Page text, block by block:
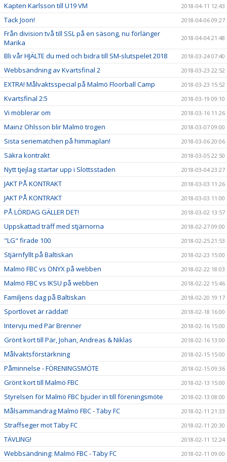
Kapten Karlsson till U19 VM 2018-04-11 12:43
Tack Joon! 2018-04-06 09:27
Från division två till SSL på en säsong, nu förlänger
Marika
2018-04-04 21:48
Bli vår HJÄLTE du med och bidra till SM-slutspelet 2018 2018-03-24 07:40
Webbsändning av Kvartsfinal 2 2018-03-23 22:52
EXTRA! Målvaktsspecial på Malmö Floorball Camp 2018-03-23 15:52
Kvartsfinal 2:5 2018-03-19 09:10
Vi möblerar om 2018-03-16 11:26
Mainz Ohlsson blir Malmö trogen 2018-03-07 09:00
Sista seriematchen på himmaplan! 2018-03-06 20:06
Säkra kontrakt 2018-03-05 22:50
Nytt tjejlag startar upp i Slottsstaden 2018-03-04 23:27
JAKT PÅ KONTRAKT 2018-03-03 11:26
JAKT PÅ KONTRAKT 2018-03-03 11:00
PÅ LÖRDAG GÄLLER DET! 2018-03-02 13:57
Uppskattad träff med stjärnorna 2018-02-27 09:00
"LG" firade 100 2018-02-25 21:53
Stjärnfyllt på Baltiskan 2018-02-23 15:00
Malmö FBC vs ONYX på webben 2018-02-22 18:03
Malmö FBC vs IKSU på webben 2018-02-22 15:46
Familjens dag på Baltiskan 2018-02-20 19:17
Sportlovet är räddat! 2018-02-18 16:00
Intervju med Pär Brenner 2018-02-16 15:00
Grönt kort till Pär, Johan, Andreas & Niklas 2018-02-16 13:00
Målvaktsförstärkning 2018-02-15 15:00
Påminnelse - FÖRENINGSMÖTE 2018-02-15 09:36
Grönt kort till Malmö FBC 2018-02-13 15:00
Styrelsen för Malmö FBC bjuder in till föreningsmöte 2018-02-13 08:00
Målsammandrag Malmö FBC - Täby FC 2018-02-11 21:33
Straffseger mot Täby FC 2018-02-11 20:30
TÄVLING! 2018-02-11 12:24
Webbsändning: Malmö FBC - Täby FC 2018-02-11 09:00